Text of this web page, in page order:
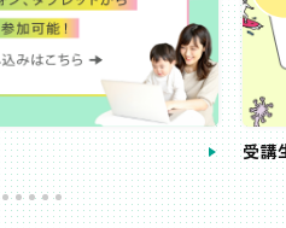
受講